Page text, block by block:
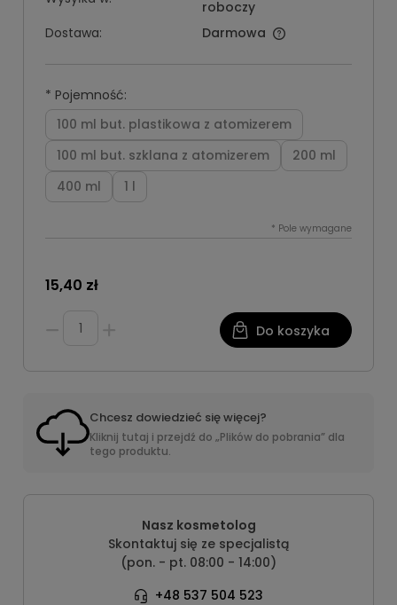
roboczy
Dostawa:
Darmowa
* Pojemność:
100 ml but. plastikowa z atomizerem
100 ml but. szklana z atomizerem
200 ml
400 ml
1 l
* Pole wymagane
15,40 zł
Do koszyka
Chcesz dowiedzieć się więcej?
Kliknij tutaj i przejdź do „Plików do pobrania” dla
tego produktu.
Nasz kosmetolog
Skontaktuj się ze specjalistą
(pon. - pt. 08:00 - 14:00)
+48 537 504 523